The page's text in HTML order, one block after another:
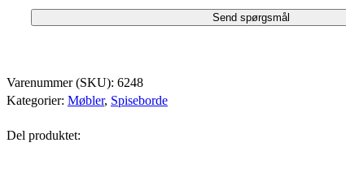
Varenummer (SKU): 6248
Kategorier: Møbler, Spiseborde
Del produktet: